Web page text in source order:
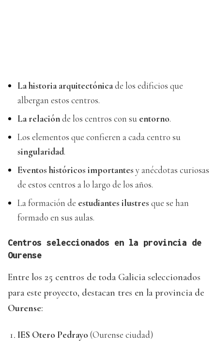
La historia arquitectónicade los edificios que
albergan estos centros.
La relaciónde los centros con su entorno.
Los elementos que confieren a cada centro su
singularidad.
Eventos históricos importantes y anécdotas curiosas
de estos centros a lo largo de los años.
La formación de estudiantes ilustres que se han
formado en sus aulas.
Centros seleccionados en la provincia de
Ourense
Entre los 25 centros de toda Galicia seleccionados
para este proyecto, destacan tres en la provincia de
Ourense:
IES Otero Pedrayo (Ourense ciudad)